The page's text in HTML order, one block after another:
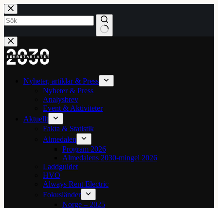
Hoppa
till
innehåll
Inga
resultat
Nyheter, artiklar & Press
Nyheter & Press
Analysbrev
Event & Aktiviteter
Aktuellt
Fakta & Statistik
Almedalen
Program 2026
Almedalens 2030-mingel 2026
Laddguldet
HVO
Always Rent Electric
Fokusländer
Norge – 2025